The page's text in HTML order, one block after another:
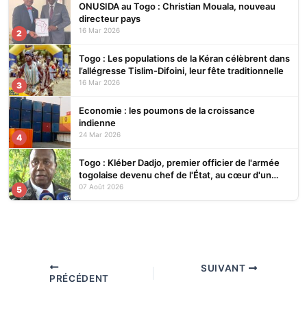
2
ONUSIDA au Togo : Christian Mouala, nouveau
directeur pays
16 Mar 2026
3
Togo : Les populations de la Kéran célèbrent dans
l’allégresse Tislim-Difoini, leur fête traditionnelle
16 Mar 2026
4
Economie : les poumons de la croissance
indienne
24 Mar 2026
5
Togo : Kléber Dadjo, premier officier de l'armée
togolaise devenu chef de l'État, au cœur d'un
ouvrage
07 Août 2026
PRÉCÉDENT
SUIVANT